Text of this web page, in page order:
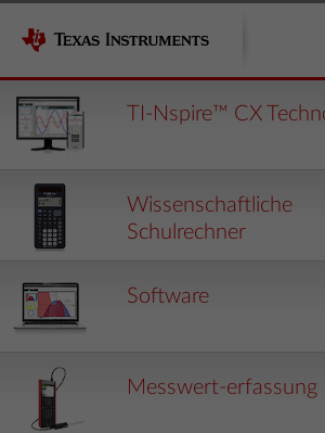
TI-Nspire™ CX
Wissenschaftliche
Schulrechner
Software
Messwert-erfassung